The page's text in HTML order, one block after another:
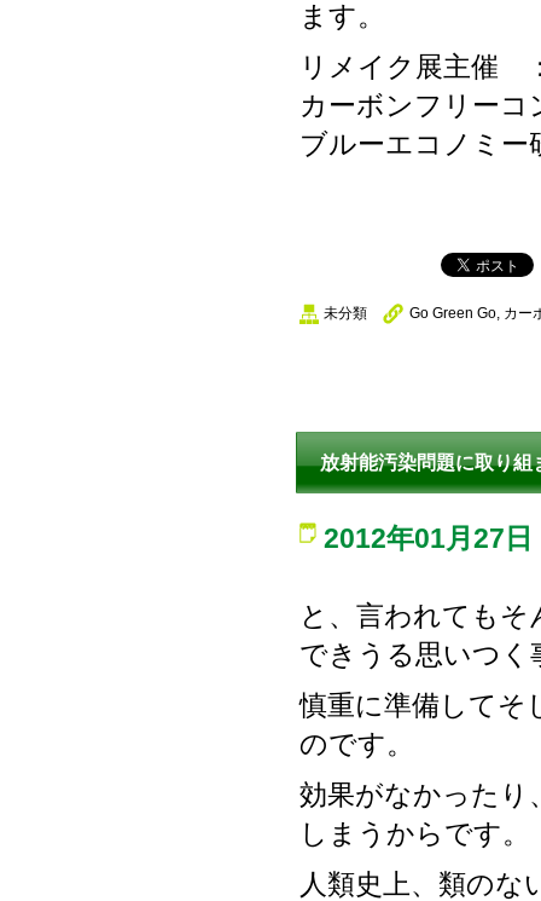
ます。
リメイク展主催
カーボンフリーコ
ブルーエコノミー
未分類 Go Green Go, カー
放射能汚染問題に取り組
2012年01月27日
と、言われても
できうる思いつく
慎重に準備してそ
のです。
効果がなかったり
しまうからです。
人類史上、類のな